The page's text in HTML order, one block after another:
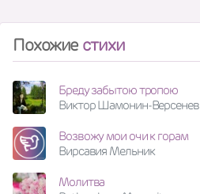
Похожие стихи
Бреду забытою тропою
Виктор Шамонин-Версенев
Возвожу мои очи к горам
Вирсавия Мельник
Молитва